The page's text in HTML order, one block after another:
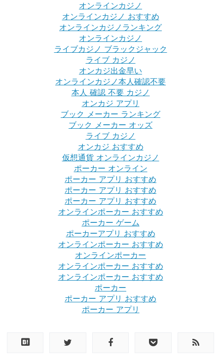
オンラインカジノ
オンラインカジノ おすすめ
オンラインカジノランキング
オンラインカジノ
ライブカジノ ブラックジャック
ライブ カジノ
オンカジ出金早い
オンラインカジノ本人確認不要
本人 確認 不要 カジノ
オンカジ アプリ
ブック メーカー ランキング
ブック メーカー オッズ
ライブ カジノ
オンカジ おすすめ
仮想通貨 オンラインカジノ
ポーカー オンライン
ポーカー アプリ おすすめ
ポーカー アプリ おすすめ
ポーカー アプリ おすすめ
オンラインポーカー おすすめ
ポーカー ゲーム
ポーカーアプリ おすすめ
オンラインポーカー おすすめ
オンラインポーカー
オンラインポーカー おすすめ
オンラインポーカー おすすめ
ポーカー
ポーカー アプリ おすすめ
ポーカー アプリ